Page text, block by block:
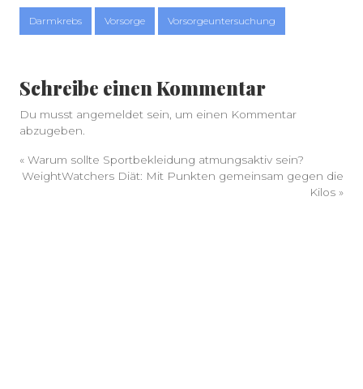
Darmkrebs Vorsorge Vorsorgeuntersuchung
Schreibe einen Kommentar
Du musst angemeldet sein, um einen Kommentar
abzugeben.
« Warum sollte Sportbekleidung atmungsaktiv sein?
WeightWatchers Diät: Mit Punkten gemeinsam gegen die
Kilos »